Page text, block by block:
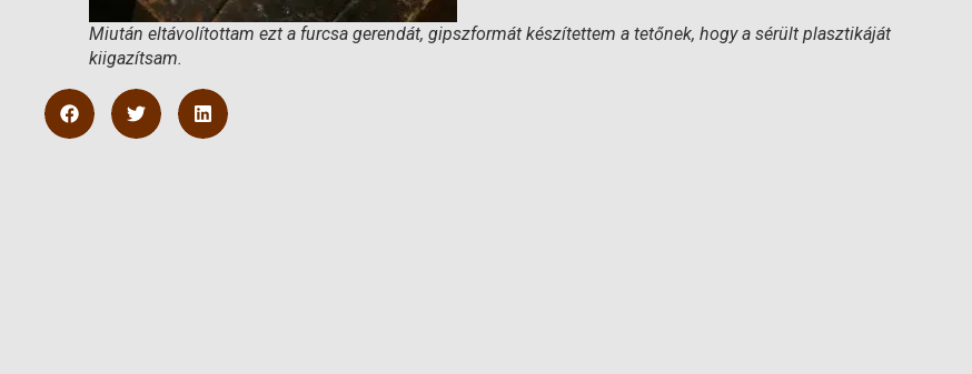
Miután eltávolítottam ezt a furcsa gerendát, gipszformát készítettem a tetőnek, hogy a sérült plasztikáját
kiigazítsam.